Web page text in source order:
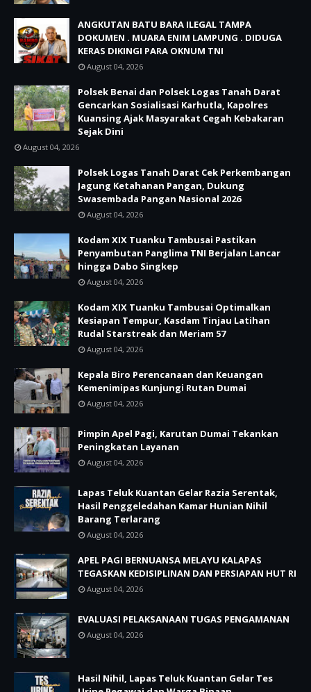
ANGKUTAN BATU BARA ILEGAL TAMPA
DOKUMEN . MUARA ENIM LAMPUNG . DIDUGA
KERAS DIKINGI PARA OKNUM TNI
August 04, 2026
Polsek Benai dan Polsek Logas Tanah Darat
Gencarkan Sosialisasi Karhutla, Kapolres
Kuansing Ajak Masyarakat Cegah Kebakaran
Sejak Dini
August 04, 2026
Polsek Logas Tanah Darat Cek Perkembangan
Jagung Ketahanan Pangan, Dukung
Swasembada Pangan Nasional 2026
August 04, 2026
Kodam XIX Tuanku Tambusai Pastikan
Penyambutan Panglima TNI Berjalan Lancar
hingga Dabo Singkep
August 04, 2026
Kodam XIX Tuanku Tambusai Optimalkan
Kesiapan Tempur, Kasdam Tinjau Latihan
Rudal Starstreak dan Meriam 57
August 04, 2026
Kepala Biro Perencanaan dan Keuangan
Kemenimipas Kunjungi Rutan Dumai
August 04, 2026
Pimpin Apel Pagi, Karutan Dumai Tekankan
Peningkatan Layanan
August 04, 2026
Lapas Teluk Kuantan Gelar Razia Serentak,
Hasil Penggeledahan Kamar Hunian Nihil
Barang Terlarang
August 04, 2026
APEL PAGI BERNUANSA MELAYU KALAPAS
TEGASKAN KEDISIPLINAN DAN PERSIAPAN HUT RI
August 04, 2026
EVALUASI PELAKSANAAN TUGAS PENGAMANAN
August 04, 2026
Hasil Nihil, Lapas Teluk Kuantan Gelar Tes